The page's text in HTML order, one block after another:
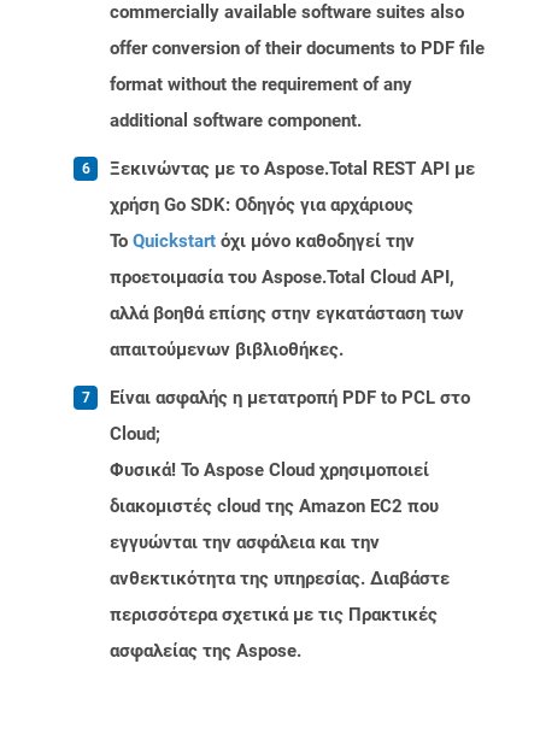
commercially available software suites also
offer conversion of their documents to PDF file
format without the requirement of any
additional software component.
Ξεκινώντας με το Aspose.Total REST API με
χρήση Go SDK: Οδηγός για αρχάριους
Το Quickstart όχι μόνο καθοδηγεί την
προετοιμασία του Aspose.Total Cloud API,
αλλά βοηθά επίσης στην εγκατάσταση των
απαιτούμενων βιβλιοθήκες.
Είναι ασφαλής η μετατροπή PDF to PCL στο
Cloud;
Φυσικά! Το Aspose Cloud χρησιμοποιεί
διακομιστές cloud της Amazon EC2 που
εγγυώνται την ασφάλεια και την
ανθεκτικότητα της υπηρεσίας. Διαβάστε
περισσότερα σχετικά με τις Πρακτικές
ασφαλείας της Aspose.